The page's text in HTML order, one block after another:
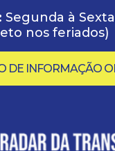
Segunda à
nos feriados)
DE INFORMAÇÃO